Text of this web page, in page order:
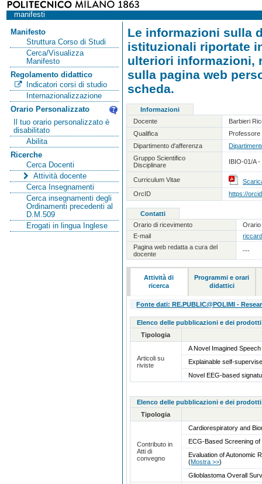
manifesti
Manifesto
Struttura Corso di Studi
Cerca/Visualizza
Manifesto
Regolamento didattico
Indicatori corsi di studio
Internazionalizzazione
Orario Personalizzato
Il tuo orario personalizzato è
disabilitato
Abilita
Ricerche
Cerca Docenti
Attività docente
Cerca Insegnamenti
Cerca insegnamenti degli
Ordinamenti precedenti al
D.M.509
Erogati in lingua Inglese
Le informazioni sulla
istituzionali riportate
ulteriori informazioni,
sulla pagina web
scheda.
Informazioni
Docente
Barbieri
Qualifica
Professore
Dipartimento d'afferenza
Gruppo Scientifico
Disciplinare
IBIO-01/A -
Curriculum Vitae
OrcID
https://
Contatti
Orario di ricevimento
Orario
E-mail
Pagina web redatta a cura del
docente
---
Attività di
ricerca
Programmi e orari
didattici
Fonte dati: RE.PUBLIC@POLIMI -
Elenco delle pubblicazioni e dei
Tipologia
Articoli su
riviste
A Novel Imagined
Explainable self-
Novel EEG-based
Elenco delle pubblicazioni e dei
Tipologia
Contributo in
Atti di
convegno
Cardiorespiratory and
ECG-Based Screening
Evaluation of Autonomic
(Mostra >>)
Glioblastoma Overall